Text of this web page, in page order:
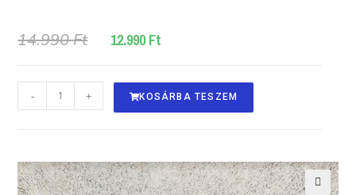
14.990Ft 12.990Ft
- + KOSÁRBA TESZEM